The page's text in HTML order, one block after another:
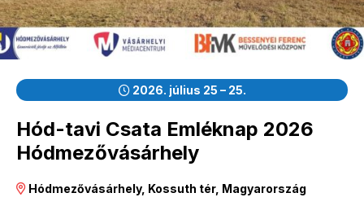
2026. július 25 – 25.
Hód-tavi Csata Emléknap 2026
Hódmezővásárhely
Hódmezővásárhely, Kossuth tér, Magyarország